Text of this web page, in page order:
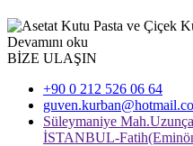
Devamını oku
BİZE ULAŞIN
+90 0 212 526 06 64
Süleymaniye
İSTANBUL-